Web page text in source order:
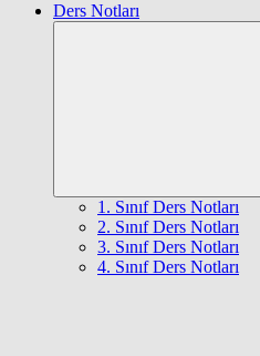
Ders Notları
1. Sınıf Ders Notları
2. Sınıf Ders Notları
3. Sınıf Ders Notları
4. Sınıf Ders Notları